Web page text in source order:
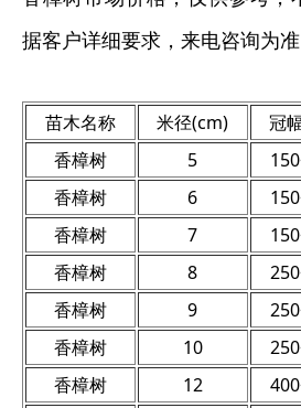
据客户详细要求，来电咨询为准
苗木名称 米径(cm) 冠
香樟树
5
香樟树
6
香樟树
7
香樟树
8
香樟树
9
香樟树
10
香樟树
12